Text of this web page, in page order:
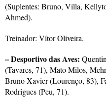
(Suplentes: Bruno, Villa,
Ahmed).
Treinador: Vítor Oliveira.
– Desportivo das Aves:
(Tavares, 71), Mato Milos,
Bruno Xavier (Lourenço, 83),
Rodrigues (Peu, 71).